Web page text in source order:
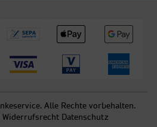
Alle Rechte vorbehalten.
Widerrufsrecht Datenschutz